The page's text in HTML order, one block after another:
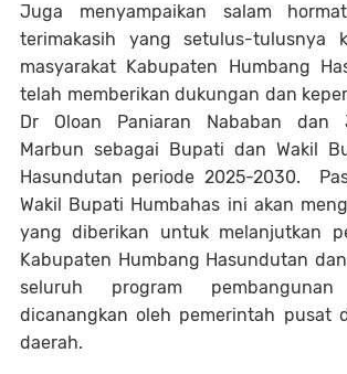
Juga menyampaikan salam
terimakasih yang setulus-tulusnya
masyarakat Kabupaten Humbang
telah memberikan dukungan dan
Dr Oloan Paniaran Nababan dan
Marbun sebagai Bupati dan Wakil
Hasundutan periode 2025-2030.
Wakil Bupati Humbahas ini akan
yang diberikan untuk melanjutkan
Kabupaten Humbang Hasundutan
seluruh program
dicanangkan oleh pemerintah pusat
daerah.